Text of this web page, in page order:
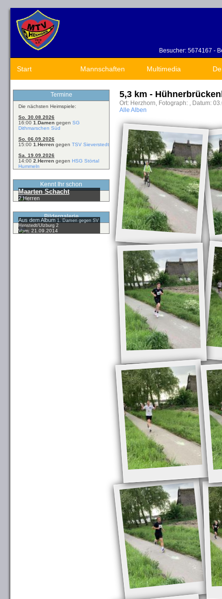
Besucher: 5674167 -
Start Mannschaften Multimedia
Termine
Die nächsten Heimspiele:
So. 30.08.2026
16:00 1.Damen gegen SG
Dithmarschen Süd
So. 06.09.2026
15:00 1.Herren gegen TSV Sieverstedt
Sa. 19.09.2026
14:00 2.Herren gegen HSG Störtal
Hummeln
Kennt Ihr schon
Maarten Schacht
2.Herren
Bildergalerie
Aus dem Album1. Damen gegen SV
Henstedt/Ulzburg 2
Vom: 21.09.2014
5,3 km -
Ort: Herzhorn, Fotograph: , Datum:
Alle Alben